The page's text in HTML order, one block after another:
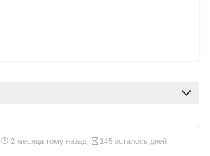
2 месяца тому назад 145 осталось дней